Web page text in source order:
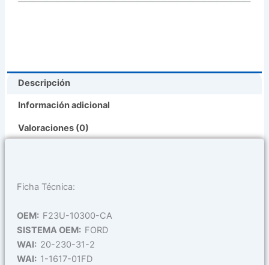
(
F23U-
cantidad
Descripción
Información adicional
Valoraciones (0)
Ficha Técnica:
OEM: F23U-10300-CA
SISTEMA OEM: FORD
WAI: 20-230-31-2
WAI: 1-1617-01FD